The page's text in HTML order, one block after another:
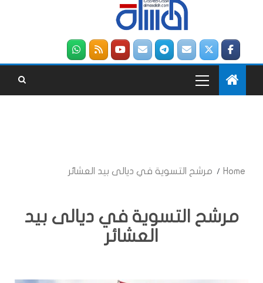
Home مرشح التسوية في ديالى بيد العشائر
مرشح التسوية في ديالى بيد
العشائر